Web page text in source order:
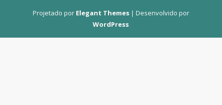
Projetado por Elegant Themes| Desenvolvido por
WordPress